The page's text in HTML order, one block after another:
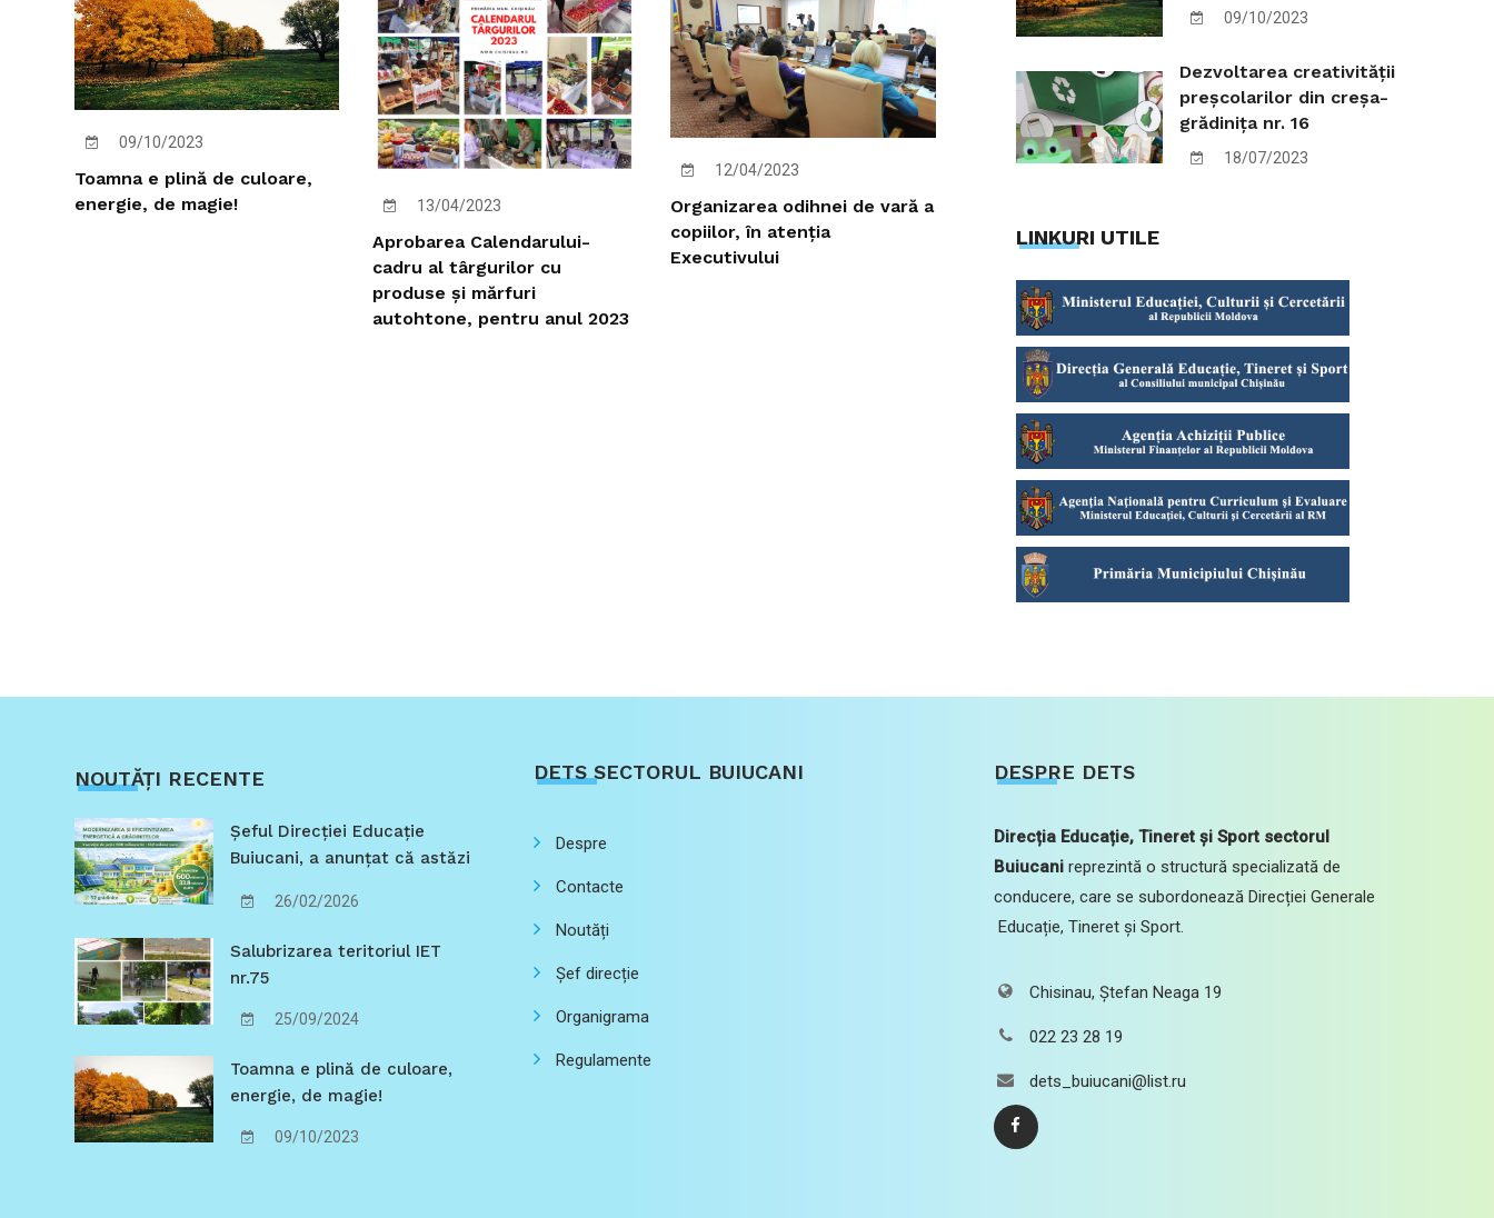
09/10/2023
Toamna e plină de culoare,
energie, de magie!
13/04/2023
Aprobarea Calendarului-
cadru al târgurilor cu
produse și mărfuri
autohtone, pentru anul 2023
12/04/2023
Organizarea odihnei de vară a
copiilor, în atenția
Executivului
09/10/2023
Dezvoltarea creativității
preșcolarilor din creșa-
grădinița nr. 16
18/07/2023
LINKURI UTILE
NOUTĂȚI RECENTE
Șeful Direcției Educație
Buiucani, a anunțat că astăzi
unui proiect strategic de
performanței energetice a
timpurie din Chișinău.
26/02/2026
Salubrizarea teritoriul IET
nr.75
25/09/2024
Toamna e plină de culoare,
energie, de magie!
09/10/2023
DETS SECTORUL BUIUCANI
Despre
Contacte
Noutăți
Șef direcție
Organigrama
Regulamente
DESPRE DETS
Direcția Educație, Tineret și Sport sectorul
Buiucanireprezintă o structură specializată de
conducere, care se subordonează Direcției Generale
Educație, Tineret și Sport.
Chisinau, Ștefan Neaga 19
022 23 28 19
dets_buiucani@list.ru